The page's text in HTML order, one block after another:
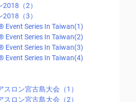
（2）
（3）
Event Series In Taiwan(1)
Event Series In Taiwan(2)
Event Series In Taiwan(3)
Event Series In Taiwan(4)
ロン宮古島大会（1）
ロン宮古島大会（2）